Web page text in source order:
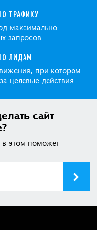
ТРАФИКУ
максимально
запросов
ЛИДАМ
при котором
целевые действия
сайт
в этом поможет